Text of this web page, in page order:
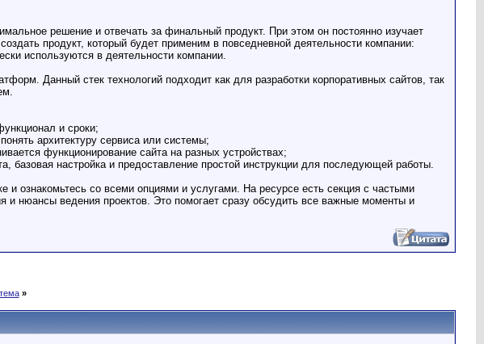
решение и отвечать за финальный продукт. При этом он постоянно изучает
продукт, который будет применим в повседневной деятельности компании:
используются в деятельности компании.
Данный стек технологий подходит как для разработки корпоративных сайтов, так
и сроки;
архитектуру сервиса или системы;
функционирование сайта на разных устройствах;
базовая настройка и предоставление простой инструкции для последующей работы.
и ознакомьтесь со всеми опциями и услугами. На ресурсе есть секция с частыми
нюансы ведения проектов. Это помогает сразу обсудить все важные моменты и
»